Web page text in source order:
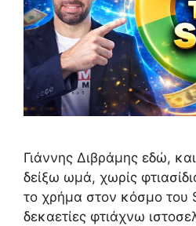
Γιάννης Διβράμης εδώ,
δείξω ωμά, χωρίς
το χρήμα στον κόσμο του
δεκαετίες φτιάχνω